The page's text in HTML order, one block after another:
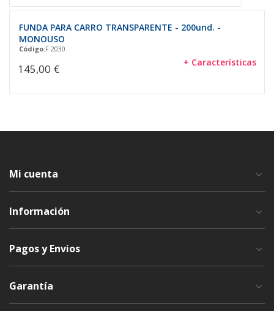
FUNDA PARA CARRO TRANSPARENTE - 200und. -
MONOUSO
Código:F 2030
145,00 € + Características
Mi cuenta
Información
Pagos y Envios
Garantía